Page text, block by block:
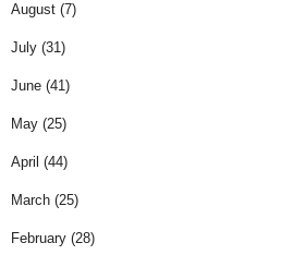
August (7)
July (31)
June (41)
May (25)
April (44)
March (25)
February (28)